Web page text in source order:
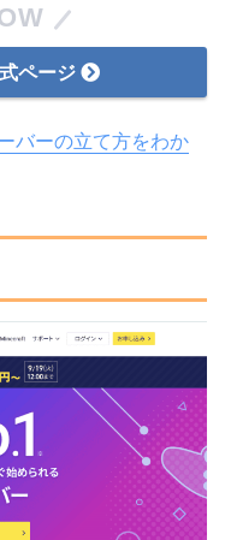
ページ
バーの立て方をわか